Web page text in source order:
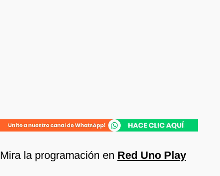
Mira la programación en Red Uno Play